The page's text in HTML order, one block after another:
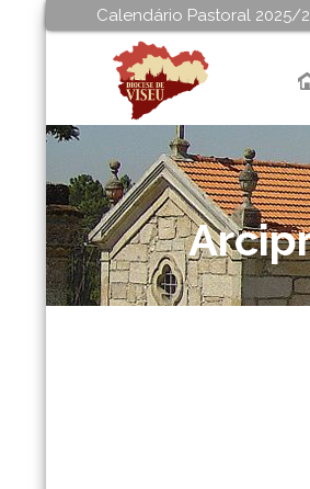
Calendário Pastoral 2025/